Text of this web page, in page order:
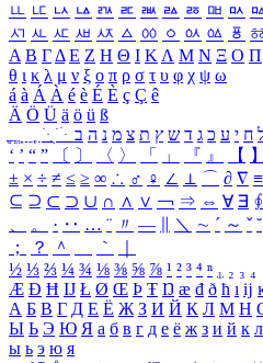
ㅥ ㅦ ㅧ ㅨ ㅩ ㅪ ㅫ ㅬ ㅭ ㅮ ㅯ
ㅺ ㅻ ㅼ ㅽ ㅾ ㅿ ㆀ ㆁ ㆂ ㆃ ㆄ
Α Β ΓΔ Ε Ζ Η Θ Ι ΚΛ Μ Ν Ξ Ο Π
θ ι κ λ μ ν ξ ο π ρ σ τ υ φ χ ψ ω
á à Á À é è É È ç Ç ê
Ä Ö Ü ä ö ü ß
ִֶֹ ֻּ ׁׂ ח י ע כ ג ד ש ץ ת צ מ נ ה ב
‘ ’ “ ” 〔 〕 〈 〉 「 」 『 』 【 】
± × ÷ ≠ ≤ ≥ ∞ ∴ ♂ ♀ ∠ ⊥ ⌒ ∂ ∇ ≡
⊆ ⊇ ⊂ ⊃ ∪ ∩ ∧ ∨ ￢ ⇒ ⇔ ∀ ∃ ∮
、
。 · ‥ … ¨ 〃 ― ＼ ∼ ´ ～ ˇ ˘
；
？ ＾ ｀
½ ⅓ ⅔ ¼ ¾ ⅛ ⅜ ⅝ ⅞ ¹ ² ³ ⁴ ⁿ ₁ ₂ ₃ ₄
Æ Ð Ħ Ĳ Ł Ø Œ Þ Ŧ Ŋ æ đ ð ħ ı ĳ
А Б В Г Д Е Ё Ж З И Й К Л М Н
Ы Ь Э Ю Я а б в г д е ё ж з и й к л
ы ь э ю я